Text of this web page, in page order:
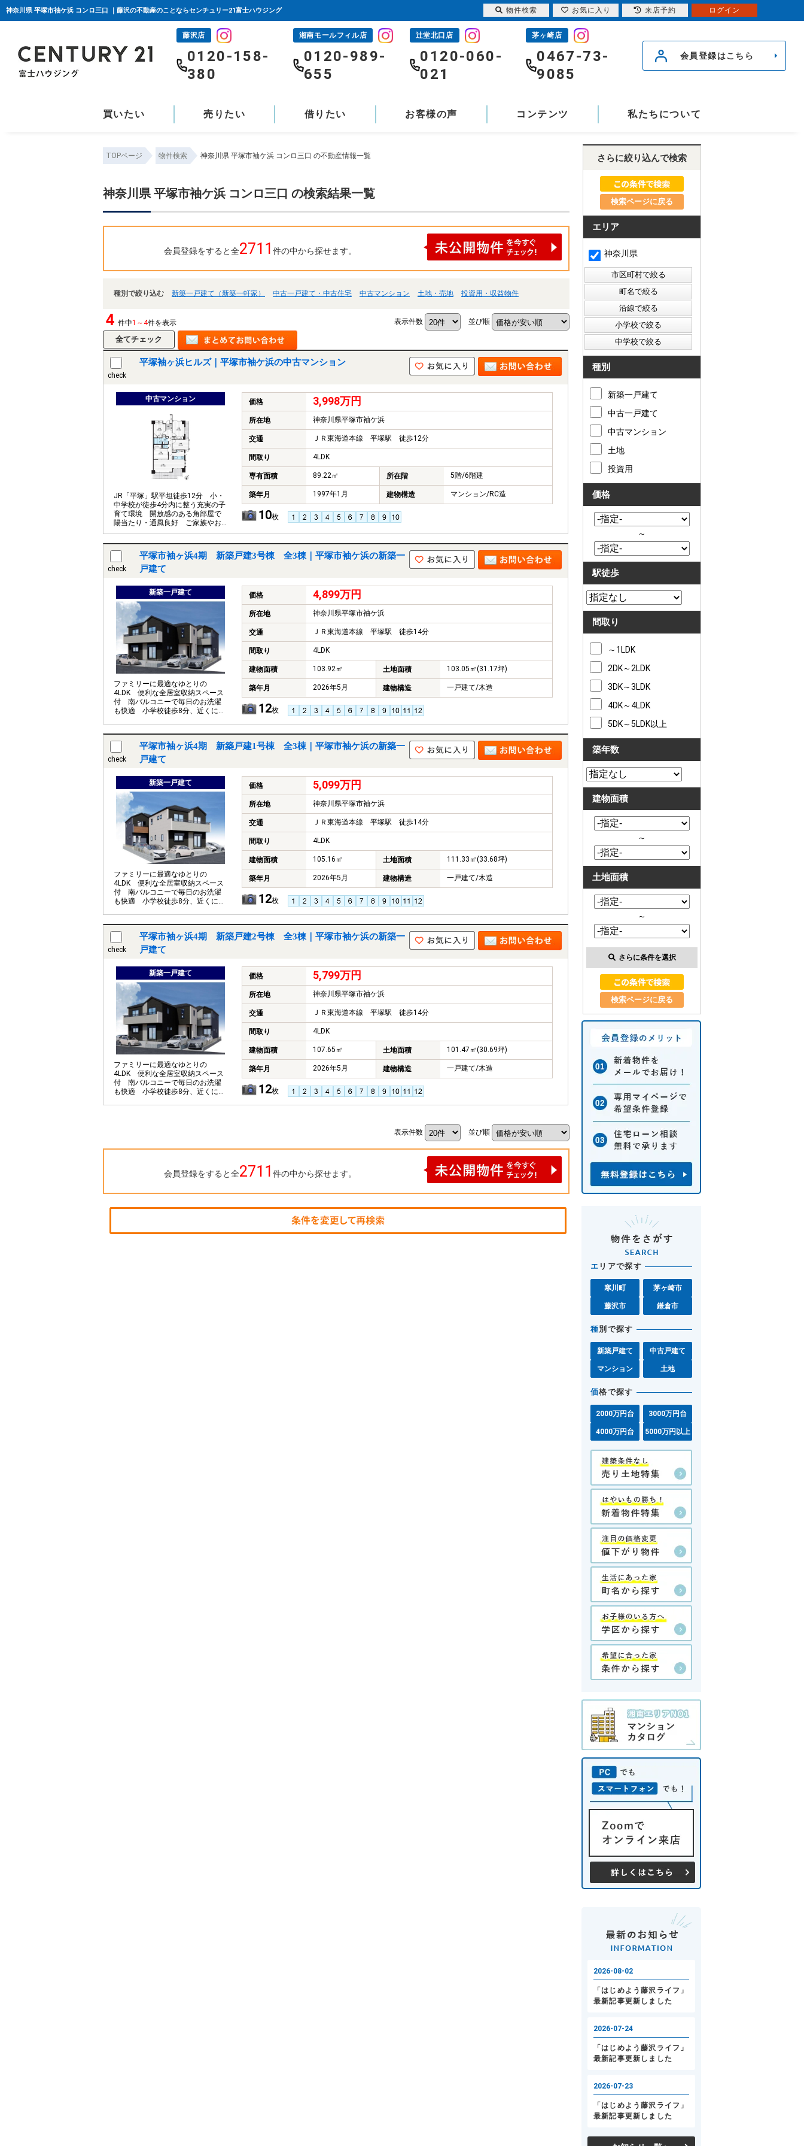
神奈川県 平塚市袖ケ浜 コンロ三口 ｜藤沢の不動産のことならセンチュリー21富士ハウジング
藤沢店
0120-158-
380
湘南モールフィル店
0120-989-
655
辻堂北口店
0120-060-
021
茅ヶ崎店
0467-73-
9085
会員登録はこちら
買いたい 売りたい 借りたい お客様の声 コンテンツ 私たちについて
TOPページ 物件検索 神奈川県 平塚市袖ケ浜 コンロ三口 の不動産情報一覧
神奈川県 平塚市袖ケ浜 コンロ三口 の検索結果一覧
会員登録をすると全2711 件の中から探せます。
種別で絞り込む 新築一戸建て（新築一軒家） 中古一戸建て・中古住宅 中古マンション 土地・売地 投資用・収益物件
4 件中1～4件を表示 表示件数 並び順
check
平塚袖ヶ浜ヒルズ｜平塚市袖ケ浜の中古マンション
中古マンション
JR「平塚」駅平坦徒歩12分 小・
中学校が徒歩4分内に整う充実の子
育て環境 開放感のある角部屋で
陽当たり・通風良好 ご家族やお
客様との会話も楽しめる対面キッ
価格 3,998万円
所在地 神奈川県平塚市袖ケ浜
交通 ＪＲ東海道本線 平塚駅 徒歩12分
間取り 4LDK
専有面積 89.22㎡ 所在階 5階/6階建
築年月 1997年1月 建物構造 マンション/RC造
10枚
check
平塚市袖ヶ浜4期 新築戸建3号棟 全3棟｜平塚市袖ケ浜の新築一
戸建て
新築一戸建て
ファミリーに最適なゆとりの
4LDK 便利な全居室収納スペース
付 南バルコニーで毎日のお洗濯
も快適 小学校徒歩8分、近くに湘
価格 4,899万円
所在地 神奈川県平塚市袖ケ浜
交通 ＪＲ東海道本線 平塚駅 徒歩14分
間取り 4LDK
建物面積 103.92㎡ 土地面積 103.05㎡(31.17坪)
築年月 2026年5月 建物構造 一戸建て/木造
12枚
check
平塚市袖ヶ浜4期 新築戸建1号棟 全3棟｜平塚市袖ケ浜の新築一
戸建て
新築一戸建て
ファミリーに最適なゆとりの
4LDK 便利な全居室収納スペース
付 南バルコニーで毎日のお洗濯
も快適 小学校徒歩8分、近くに湘
価格 5,099万円
所在地 神奈川県平塚市袖ケ浜
交通 ＪＲ東海道本線 平塚駅 徒歩14分
間取り 4LDK
建物面積 105.16㎡ 土地面積 111.33㎡(33.68坪)
築年月 2026年5月 建物構造 一戸建て/木造
12枚
check
平塚市袖ヶ浜4期 新築戸建2号棟 全3棟｜平塚市袖ケ浜の新築一
戸建て
新築一戸建て
ファミリーに最適なゆとりの
4LDK 便利な全居室収納スペース
付 南バルコニーで毎日のお洗濯
も快適 小学校徒歩8分、近くに湘
価格 5,799万円
所在地 神奈川県平塚市袖ケ浜
交通 ＪＲ東海道本線 平塚駅 徒歩14分
間取り 4LDK
建物面積 107.65㎡ 土地面積 101.47㎡(30.69坪)
築年月 2026年5月 建物構造 一戸建て/木造
12枚
表示件数 並び順
会員登録をすると全2711 件の中から探せます。
さらに絞り込んで検索
検索ページに戻る
エリア
神奈川県
種別
新築一戸建て
中古一戸建て
中古マンション
土地
投資用
価格
～
駅徒歩
間取り
～1LDK
2DK～2LDK
3DK～3LDK
4DK～4LDK
5DK～5LDK以上
築年数
建物面積
～
土地面積
～
さらに条件を選択
検索ページに戻る
エ リアで探す
寒川町 茅ヶ崎市
藤沢市 鎌倉市
種別で探す
新築戸建て 中古戸建て
マンション 土地
価格で探す
2000万円台 3000万円台
4000万円台 5000万円以上
物件検索 お気に入り 来店予約 ログイン